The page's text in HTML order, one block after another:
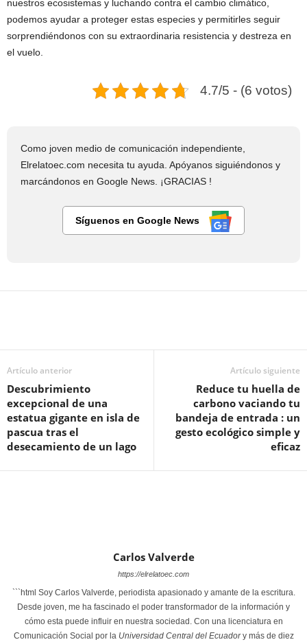
nuestros ecosistemas y luchando contra el cambio climático,
podemos ayudar a proteger estas especies y permitirles seguir
sorprendiéndonos con su extraordinaria resistencia y destreza en
el vuelo.
4.7/5 - (6 votos)
Como joven medio de comunicación independiente,
Elrelatoec.com necesita tu ayuda. Apóyanos siguiéndonos y
marcándonos en Google News. ¡GRACIAS !
Síguenos en Google News
Artículo anterior
Descubrimiento
excepcional de una
estatua gigante en isla de
pascua tras el
desecamiento de un lago
Artículo siguiente
Reduce tu huella de
carbono vaciando tu
bandeja de entrada : un
gesto ecológico simple y
eficaz
Carlos Valverde
https://elrelatoec.com
```html Soy Carlos Valverde, periodista apasionado y amante de la escritura.
Desde joven, me ha fascinado el poder transformador de la información y
cómo esta puede influir en nuestra sociedad. Con una licenciatura en
Comunicación Social por la Universidad Central del Ecuadory más de diez